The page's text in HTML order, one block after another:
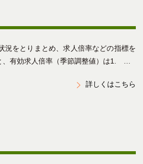
況をとりまとめ、求人倍率などの指標を
、有効求人倍率（季節調整値）は1. …
詳しくはこちら